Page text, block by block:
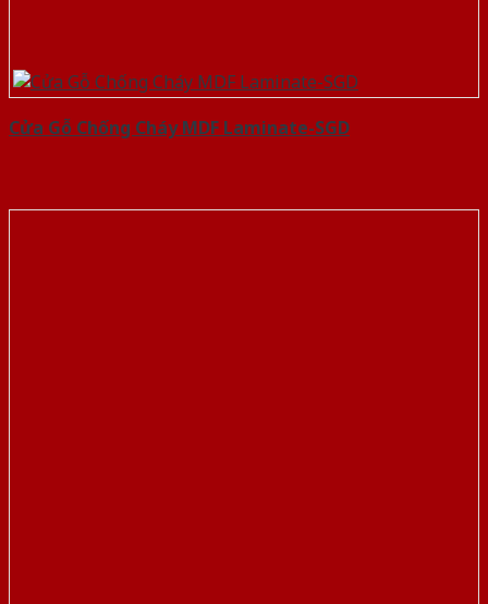
Cửa Gỗ Chống Cháy MDF Laminate-SGD